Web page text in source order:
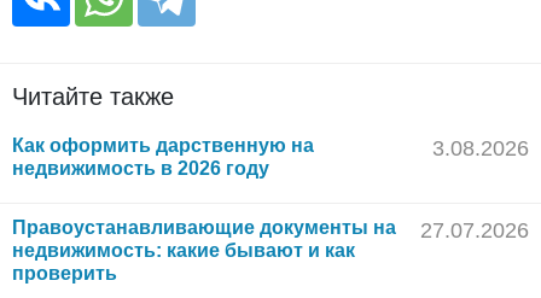
Читайте также
Как оформить дарственную на
недвижимость в 2026 году
3.08.2026
Правоустанавливающие документы на
недвижимость: какие бывают и как
проверить
27.07.2026